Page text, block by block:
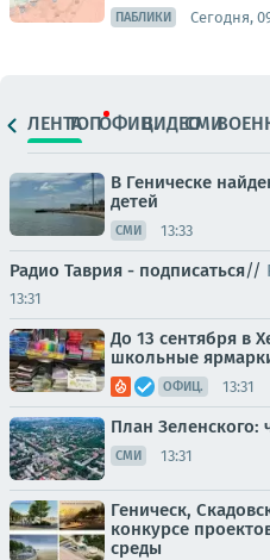
ПАБЛИКИ Сегодня,
ЛЕНТАТОПОФИЦ.ВИДЕОСМИ
В Геническе
детей
СМИ 13:33
Радио Таврия - подписаться//
13:31
До 13 сентября в
школьные
ОФИЦ. 13:31
План Зеленского:
СМИ 13:31
Геническ,
конкурсе
среды